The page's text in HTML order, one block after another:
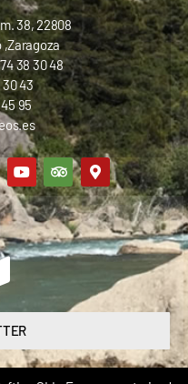
38, 22808
,Zaragoza
38 30 48
30 43
95